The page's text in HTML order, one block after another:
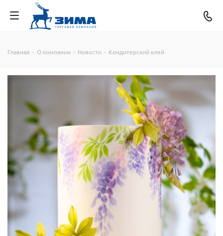
Главная - О компании - Новости - Кондитерский клей